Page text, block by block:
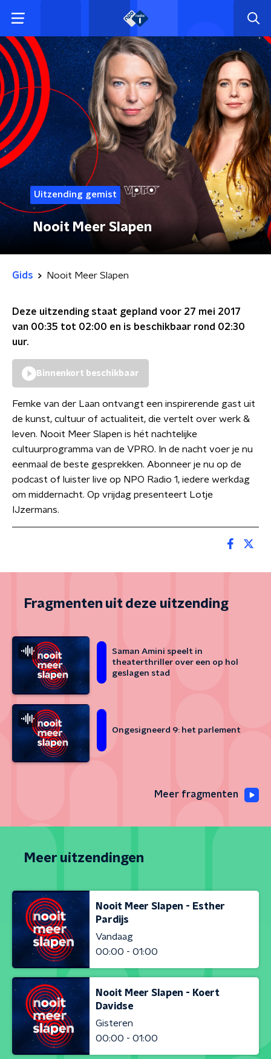
Uitzending gemist
Nooit Meer Slapen
Gids Nooit Meer Slapen
Deze uitzending staat gepland voor 27 mei 2017
van 00:35 tot 02:00 en is beschikbaar rond 02:30
uur.
Binnenkort beschikbaar
Femke van der Laan ontvangt een inspirerende gast uit
de kunst, cultuur of actualiteit, die vertelt over werk &
leven. Nooit Meer Slapen is hét nachtelijke
cultuurprogramma van de VPRO. In de nacht voer je nu
eenmaal de beste gesprekken. Abonneer je nu op de
podcast of luister live op NPO Radio 1, iedere werkdag
om middernacht. Op vrijdag presenteert Lotje
IJzermans.
Fragmenten uit deze uitzending
Saman Amini speelt in
theaterthriller over een op hol
geslagen stad
Ongesigneerd 9: het parlement
Meer fragmenten
Meer uitzendingen
Nooit Meer Slapen - Esther
Pardijs
Vandaag
00:00 - 01:00
Nooit Meer Slapen - Koert
Davidse
Gisteren
00:00 - 01:00